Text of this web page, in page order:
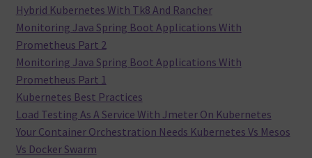
Hybrid Kubernetes With Tk8 And Rancher
Monitoring Java Spring Boot Applications With
Prometheus Part 2
Monitoring Java Spring Boot Applications With
Prometheus Part 1
Kubernetes Best Practices
Load Testing As A Service With Jmeter On Kubernetes
Your Container Orchestration Needs Kubernetes Vs Mesos
Vs Docker Swarm